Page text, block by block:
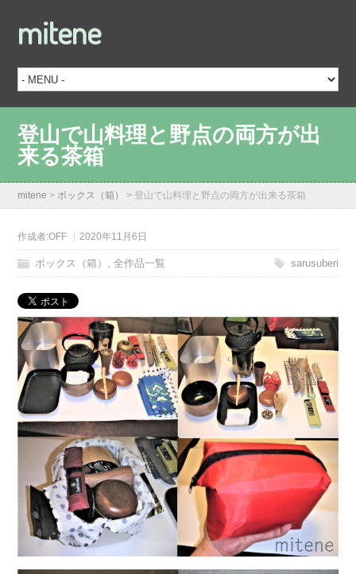
mitene
登山で山料理と野点の両方が出
来る茶箱
mitene >ボックス（箱） > 登山で山料理と野点の両方が出来る茶箱
作成者:OFF 2020年11月6日
ボックス（箱） ,全作品一覧 sarusuberi